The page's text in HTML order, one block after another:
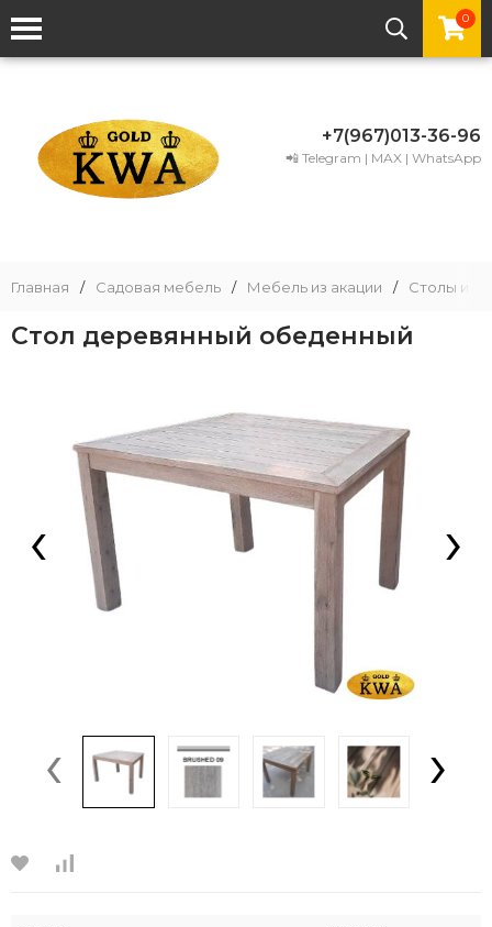
0
+7(967)013-36-96
📲 Telegram | MAX | WhatsApp
Главная / Садовая мебель / Мебель из акации / Столы из
Стол деревянный обеденный
‹ ›
‹ ›